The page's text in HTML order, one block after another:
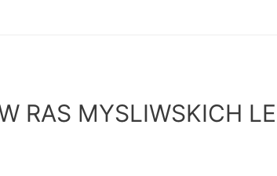
RAS MYSLIWSKICH